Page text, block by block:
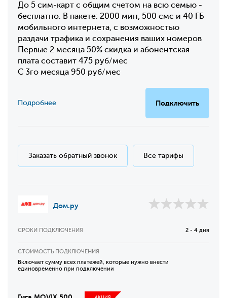
До 5 сим-карт с общим счетом на всю семью -
бесплатно. В пакете: 2000 мин, 500 смс и 40 ГБ
мобильного интернета, с возможностью
раздачи трафика и сохранения ваших номеров
Первые 2 месяца 50% скидка и абонентская
плата составит 475 руб/мес
С 3го месяца 950 руб/мес
Подключить
Подробнее
Заказать обратный звонок Все тарифы
Дом.ру
СРОКИ ПОДКЛЮЧЕНИЯ 2 - 4 дня
СТОИМОСТЬ ПОДКЛЮЧЕНИЯ
Включает сумму всех платежей, которые нужно внести
единовременно при подключении